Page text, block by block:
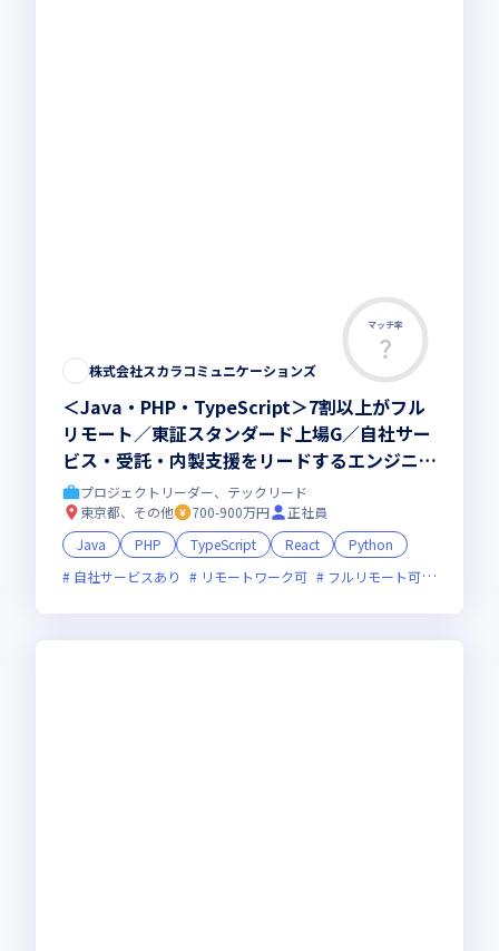
マッチ率
株式会社スカラコミュニケーションズ
＜Java・PHP・TypeScript＞7割以上がフル
リモート／東証スタンダード上場G／自社サー
ビス・受託・内製支援をリードするエンジニア
へプロジェクトリーダー、テックリード
東京都、その他
700-900万円
正社員
Java
PHP TypeScript React
Python
自社サービスあり
リモートワーク可 フルリモート可